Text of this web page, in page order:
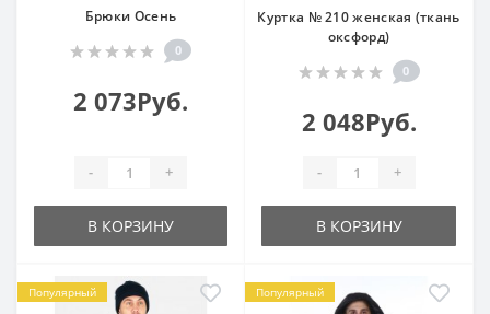
Брюки Осень
0
2 073Руб.
- +
В КОРЗИНУ
Куртка № 210 женская (ткань
оксфорд)
0
2 048Руб.
- +
В КОРЗИНУ
Популярный Популярный